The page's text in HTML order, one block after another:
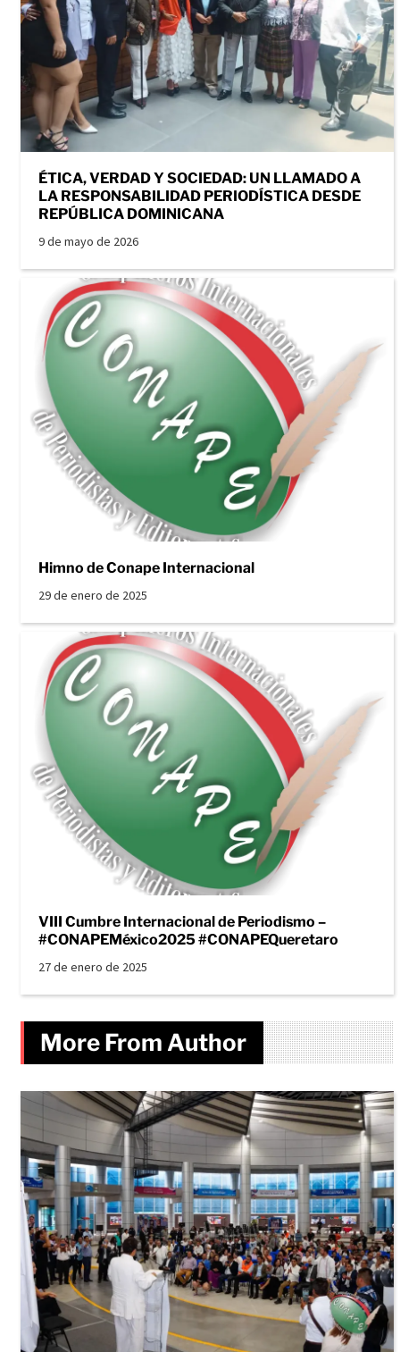
ÉTICA, VERDAD Y SOCIEDAD: UN LLAMADO A
LA RESPONSABILIDAD PERIODÍSTICA DESDE
REPÚBLICA DOMINICANA
9 de mayo de 2026
Himno de Conape Internacional
29 de enero de 2025
VIII Cumbre Internacional de Periodismo –
#CONAPEMéxico2025 #CONAPEQueretaro
27 de enero de 2025
More From Author